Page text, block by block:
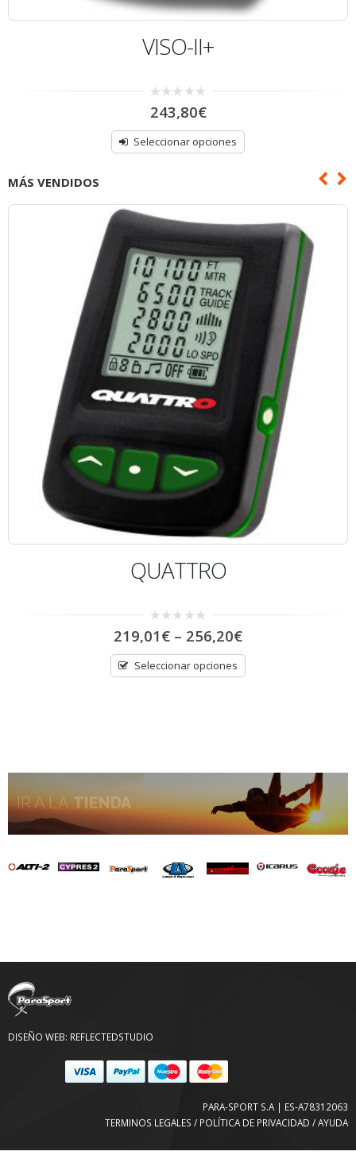
VISO-II+
out
5
243,80€
Seleccionar opciones
MÁS VENDIDOS
QUATTRO
0
out
5
219,01€ – 256,20€
Seleccionar opciones
IR A LA TIENDA
DISEÑO WEB: REFLECTEDSTUDIO
PARA-SPORT S.A | ES-A78312063
TERMINOS LEGALES / POLÍTICA DE PRIVACIDAD / AYUDA